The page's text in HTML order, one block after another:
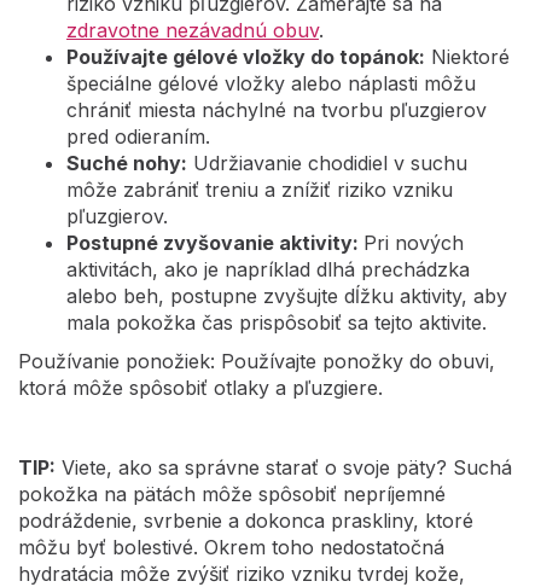
zdravotne nezávadnú obuv.
Používajte gélové vložky do topánok: Niektoré
špeciálne gélové vložky alebo náplasti môžu
chrániť miesta náchylné na tvorbu pľuzgierov
pred odieraním.
Suché nohy: Udržiavanie chodidiel v suchu
môže zabrániť treniu a znížiť riziko vzniku
pľuzgierov.
Postupné zvyšovanie aktivity: Pri nových
aktivitách, ako je napríklad dlhá prechádzka
alebo beh, postupne zvyšujte dĺžku aktivity, aby
mala pokožka čas prispôsobiť sa tejto aktivite.
Používanie ponožiek: Používajte ponožky do obuvi,
ktorá môže spôsobiť otlaky a pľuzgiere.
TIP: Viete, ako sa správne starať o svoje päty? Suchá
pokožka na pätách môže spôsobiť nepríjemné
podráždenie, svrbenie a dokonca praskliny, ktoré
môžu byť bolestivé. Okrem toho nedostatočná
hydratácia môže zvýšiť riziko vzniku tvrdej kože,